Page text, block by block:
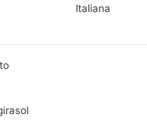
Italiana